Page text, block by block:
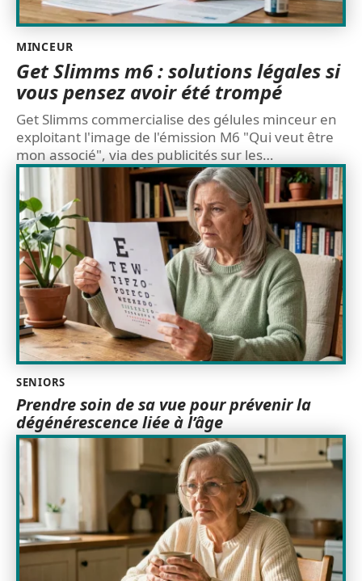
MINCEUR
Get Slimms m6 : solutions légales si
vous pensez avoir été trompé
Get Slimms commercialise des gélules minceur en
exploitant l'image de l'émission M6 "Qui veut être
mon associé", via des publicités sur les…
SENIORS
Prendre soin de sa vue pour prévenir la
dégénérescence liée à l’âge